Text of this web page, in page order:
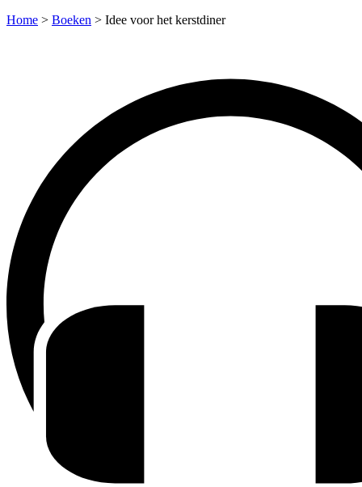
Home > Boeken > Idee voor het kerstdiner